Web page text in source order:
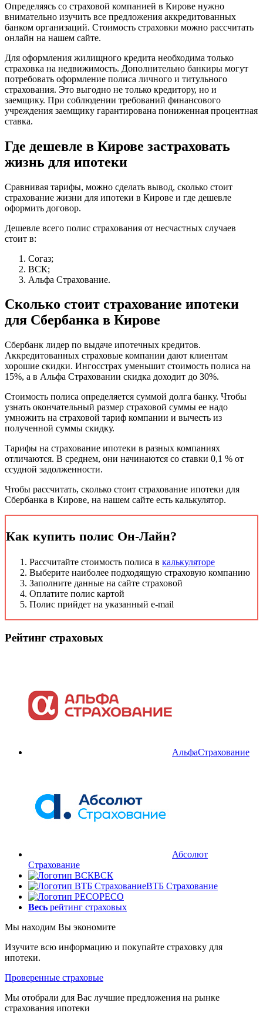
Определяясь со страховой компанией в Кирове нужно
внимательно изучить все предложения аккредитованных
банком организаций. Стоимость страховки можно рассчитать
онлайн на нашем сайте.
Для оформления жилищного кредита необходима только
страховка на недвижимость. Дополнительно банкиры могут
потребовать оформление полиса личного и титульного
страхования. Это выгодно не только кредитору, но и
заемщику. При соблюдении требований финансового
учреждения заемщику гарантирована пониженная процентная
ставка.
Где дешевле в Кирове застраховать
жизнь для ипотеки
Сравнивая тарифы, можно сделать вывод, сколько стоит
страхование жизни для ипотеки в Кирове и где дешевле
оформить договор.
Дешевле всего полис страхования от несчастных случаев
стоит в:
Согаз;
ВСК;
Альфа Страхование.
Сколько стоит страхование ипотеки
для Сбербанка в Кирове
Сбербанк лидер по выдаче ипотечных кредитов.
Аккредитованных страховые компании дают клиентам
хорошие скидки. Ингосстрах уменьшит стоимость полиса на
15%, а в Альфа Страховании скидка доходит до 30%.
Стоимость полиса определяется суммой долга банку. Чтобы
узнать окончательный размер страховой суммы ее надо
умножить на страховой тариф компании и вычесть из
полученной суммы скидку.
Тарифы на страхование ипотеки в разных компаниях
отличаются. В среднем, они начинаются со ставки 0,1 % от
ссудной задолженности.
Чтобы рассчитать, сколько стоит страхование ипотеки для
Сбербанка в Кирове, на нашем сайте есть калькулятор.
Как купить полис Он-Лайн?
Рассчитайте стоимость полиса в калькуляторе
Выберите наиболее подходящую страховую компанию
Заполните данные на сайте страховой
Оплатите полис картой
Полис прийдет на указанный e-mail
Рейтинг страховых
АльфаСтрахование
Абсолют
Страхование
ВСК
ВТБ Страхование
РЕСО
Весь рейтинг страховых
Мы находим Вы экономите
Изучите всю информацию и покупайте страховку для
ипотеки.
Проверенные страховые
Мы отобрали для Вас лучшие предложения на рынке
страхования ипотеки